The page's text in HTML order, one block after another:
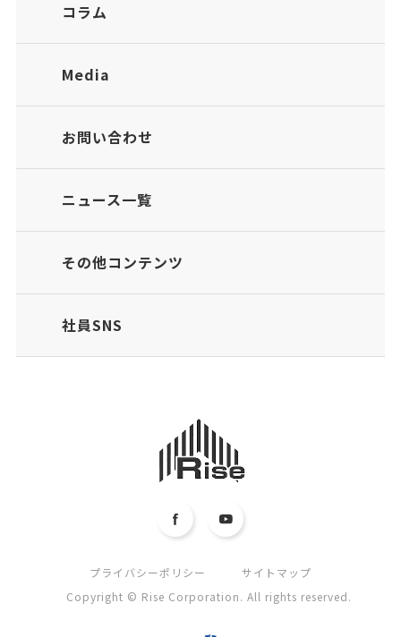
コラム
Media
お問い合わせ
ニュース一覧
その他コンテンツ
社員SNS
プライバシーポリシー
サイトマップ
Copyright © Rise Corporation. All rights reserved.